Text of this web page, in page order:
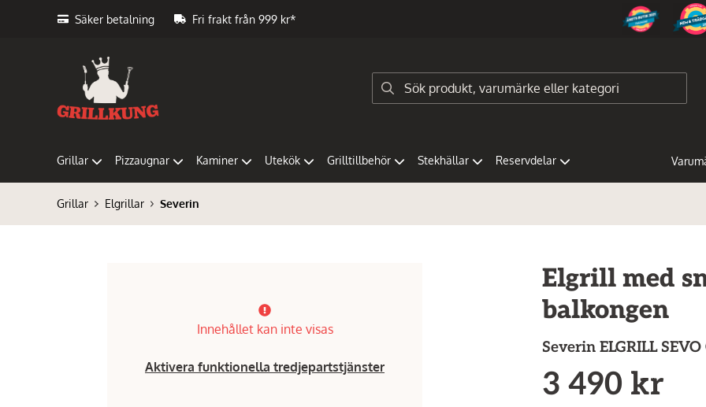
Säker betalning Fri frakt från 999 kr*
Grillar Pizzaugnar Kaminer Utekök Grilltillbehör Stekhällar Reservdelar
Grillar Elgrillar Severin
Innehållet kan inte visas
Aktivera funktionella tredjepartstjänster
Elgrill med
balkongen
Severin ELGRILL SEVO
3 490 kr